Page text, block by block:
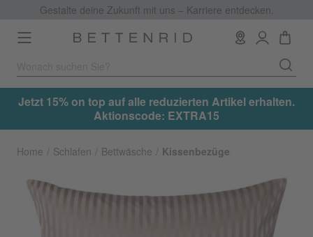
Gestalte deine Zukunft mit uns – Karriere entdecken.
Toggle
navigation
Jetzt 15% on top auf alle reduzierten Artikel erhalten.
Aktionscode: EXTRA15
Home Schlafen Bettwäsche Kissenbezüge